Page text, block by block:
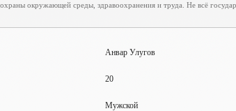
окружающей среды, здравоохранения и труда. Не всё
Анвар Улугов
20
Мужской